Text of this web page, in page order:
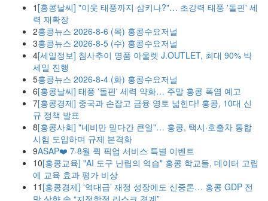
1 [홍콩날씨] "이웃 태풍까지 삼키나?"… 초강력 태풍 '돌핀' 세
력 재확장
2홍콩뉴스 2026-8-6 (목) 홍콩수요저널
3홍콩뉴스 2026-8-5 (수) 홍콩수요저널
4[세일정보] 침사추이 명품 아울렛 J.OUTLET, 최대 90% 빅
세일 진행
5홍콩뉴스 2026-8-4 (화) 홍콩수요저널
6[홍콩날씨] 태풍 '돌핀' 세력 약화… 주말 홍콩 폭염 예고
7[홍콩경제] 중국과 손잡고 금융 영토 넓힌다! 홍콩, 10대 신
규 정책 발표
8[홍콩사회] "네비만 믿다간 큰일"… 홍콩, 택시·호출차 통합
시험 도입하며 규제 본격화
9ASAP❤️ 7·8월 퀵 픽업 서비스 특별 이벤트
10[홍콩교육] "AI 도구 난립의 역습" 홍콩 학교들, 데이터 고립
에 교육 효과 평가 비상
11 [홍콩경제] ‘역대급’ 재정 성장에도 신중론… 홍콩 GDP 전
망 상향 속 “지정학적 리스크 경계”